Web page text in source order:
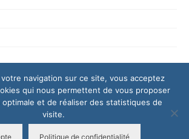
navigation sur ce site, vous acceptez
qui nous permettent de vous proposer
optimale et de réaliser des statistiques de
visite.
Politique de confidentialité